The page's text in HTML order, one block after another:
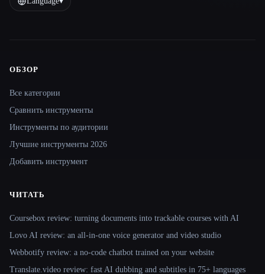
Site navigation
ОБЗОР
Все категории
Сравнить инструменты
Инструменты по аудитории
Лучшие инструменты 2026
Добавить инструмент
ЧИТАТЬ
Coursebox review: turning documents into trackable courses with AI
Lovo AI review: an all-in-one voice generator and video studio
Webbotify review: a no-code chatbot trained on your website
Translate.video review: fast AI dubbing and subtitles in 75+ languages